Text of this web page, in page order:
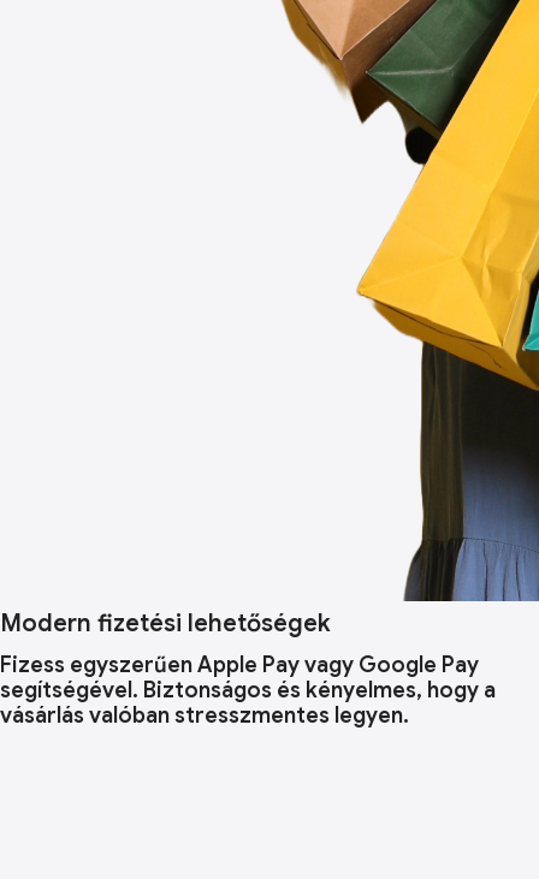
Modern fizetési lehetőségek
Fizess egyszerűen Apple Pay vagy Google Pay
segítségével. Biztonságos és kényelmes, hogy a
vásárlás valóban stresszmentes legyen.